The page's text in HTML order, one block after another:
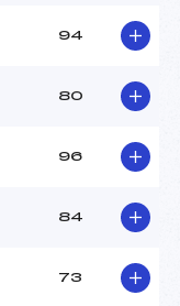
94
80
96
84
73